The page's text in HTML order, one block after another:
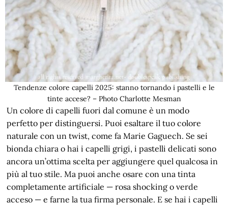
Tendenze colore capelli 2025: stanno tornando i pastelli e le
tinte accese? – Photo Charlotte Mesman
Un colore di capelli fuori dal comune è un modo
perfetto per distinguersi. Puoi esaltare il tuo colore
naturale con un twist, come fa Marie Gaguech. Se sei
bionda chiara o hai i capelli grigi, i pastelli delicati sono
ancora un’ottima scelta per aggiungere quel qualcosa in
più al tuo stile. Ma puoi anche osare con una tinta
completamente artificiale — rosa shocking o verde
acceso — e farne la tua firma personale. E se hai i capelli